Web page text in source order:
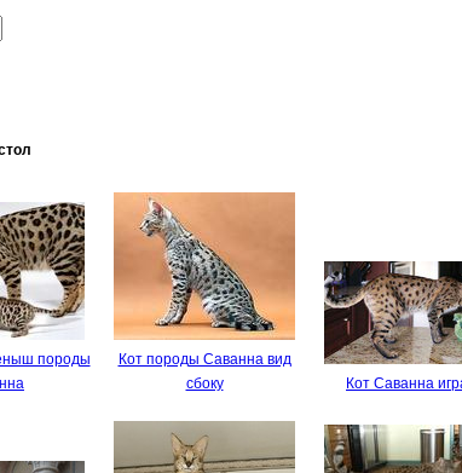
породы
Кот породы Саванна вид
сбоку
Кот Саванна